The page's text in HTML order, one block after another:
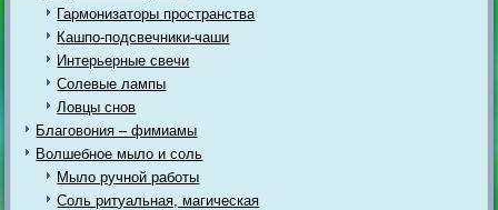
Гармонизаторы пространства
Кашпо-подсвечники-чаши
Интерьерные свечи
Солевые лампы
Ловцы снов
Благовония – фимиамы
Волшебное мыло и соль
Мыло ручной работы
Соль ритуальная, магическая